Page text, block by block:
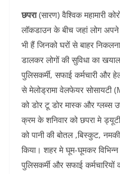
छपरा(सारण) वैश्विक महामारी
लॉकडाउन के बीच जहां लोग
भी हैं जिनको घरों से बाहर
डालकर लोगों की सुविधा का
पुलिसकर्मी, सफाई कर्मचारी और
से मेलोड्रामा वेलफेयर सोसायटी
को डोर टू डोर मास्क और ग्लब्स
क्रम के शनिवार को छपरा मे
को पानी की बोतल ,बिस्कुट,
किया। शहर मे घूम-घूमकर
पुलिसकर्मी और सफाई